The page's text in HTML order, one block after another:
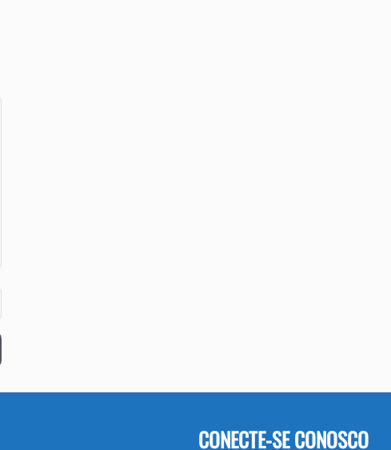
CONECTE-SE CONOSCO